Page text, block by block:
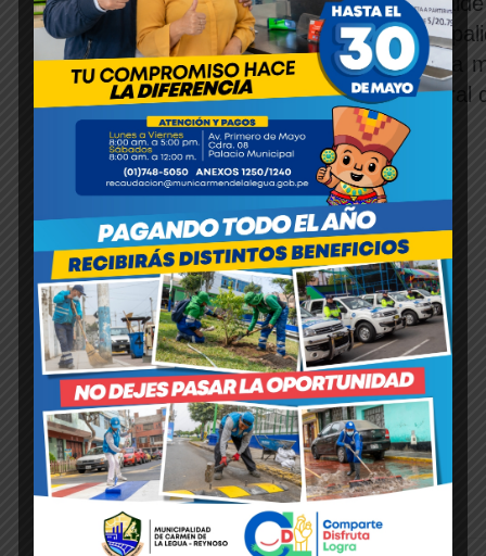
y la de su familia. Desde la
independencia y dignidad”. De esta
que contribuyan al desarrollo integral